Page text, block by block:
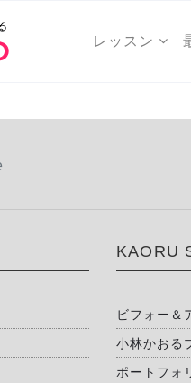
レッスン
KAORU
ビフォー＆
小林かおる
ポートフォ